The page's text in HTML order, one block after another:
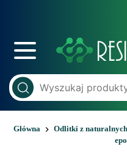
Główna
Odlitki z